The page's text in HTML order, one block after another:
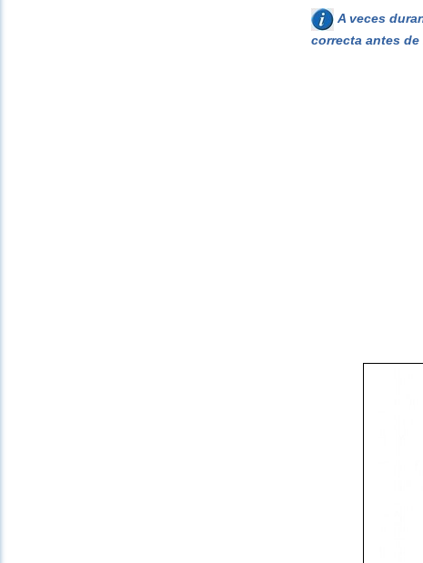
A veces
correcta antes de